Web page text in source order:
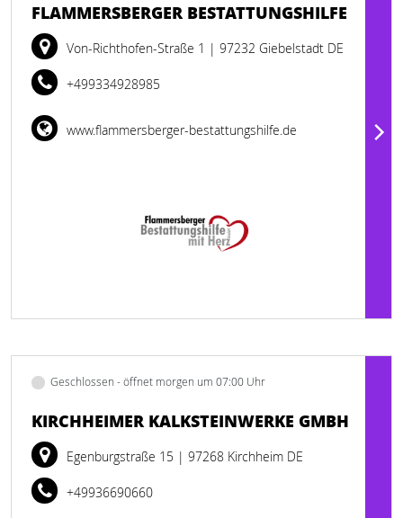
FLAMMERSBERGER BESTATTUNGSHILFE
Von-Richthofen-Straße 1 | 97232 Giebelstadt DE
+499334928985
www.flammersberger-bestattungshilfe.de
Geschlossen - öffnet morgen um 07:00 Uhr
KIRCHHEIMER KALKSTEINWERKE GMBH
Egenburgstraße 15 | 97268 Kirchheim DE
+49936690660